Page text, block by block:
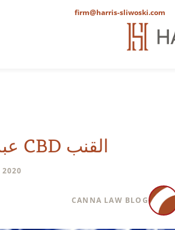
firm@harris-sliwoski.com
القنب CBD عبر حدود الولايات: أوريغون
2020
CANNA LAW BLOG